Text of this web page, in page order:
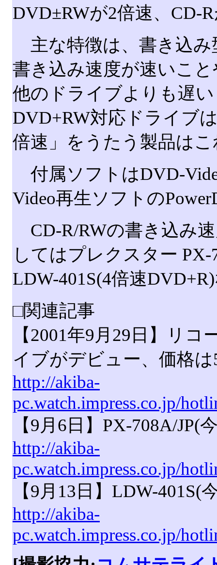
DVD±RWが2倍速、CD-
主な特徴は、書き込み
書き込み速度が速いこ
他のドライブよりも遅
DVD+RW対応ドライブ
倍速」をうたう製品は
付属ソフトはDVD-
Video再生ソフトの
CD-R/RWの書き込み
してはプレクスター
LDW-401S(4倍速
□関連記事
【2001年9月29日】リ
イブがデビュー、価格
http://akiba-
pc.watch.impress.co.jp/
【9月6日】PX-708A/JP(
http://akiba-
pc.watch.impress.co.jp/
【9月13日】LDW-
http://akiba-
pc.watch.impress.co.jp/